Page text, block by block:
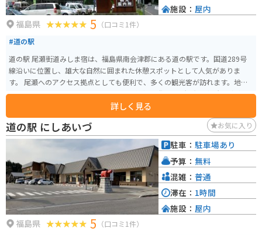
福島県 5 （口コミ1件）
#道の駅
道の駅 尾瀬街道みしま宿は、福島県南会津郡にある道の駅です。国道289号
線沿いに位置し、雄大な自然に囲まれた休憩スポットとして人気がありま
す。 尾瀬へのアクセス拠点としても便利で、多くの観光客が訪れます。地元
の特産品を販売するショップや、尾瀬の情報を発信する観光案内所などがあ
方面へ向かうワインディングロードは、景色も良く、ツーリングにも最適で
す。 周辺には、温泉施設やキャンプ場などもあり、自然を満喫したい方にお
すすめです。また、地元で採れた蕎麦や山菜を使った料理も人気です。
詳しく見る
施設： 屋内
道の駅 にしあいづ お気に入り
福島県 5 （口コミ1件）
駐車： 駐車場あり
予算： 無料
混雑： 普通
滞在： 1時間
施設： 屋内